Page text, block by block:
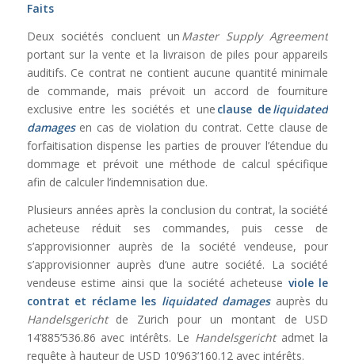
Faits
Deux sociétés concluent un Master Supply Agreement
portant sur la vente et la livraison de piles pour appareils
auditifs. Ce contrat ne contient aucune quantité minimale
de commande, mais prévoit un accord de fourniture
exclusive entre les sociétés et une clause deliquidated
damages en cas de violation du contrat. Cette clause de
forfaitisation dispense les parties de prouver l’étendue du
dommage et prévoit une méthode de calcul spécifique
afin de calculer l’indemnisation due.
Plusieurs années après la conclusion du contrat, la société
acheteuse réduit ses commandes, puis cesse de
s’approvisionner auprès de la société vendeuse, pour
s’approvisionner auprès d’une autre société. La société
vendeuse estime ainsi que la société acheteuse viole le
contrat et réclame les liquidated damagesauprès du
Handelsgericht de Zurich pour un montant de USD
14’885’536.86 avec intérêts. Le Handelsgericht admet la
requête à hauteur de USD 10’963’160.12 avec intérêts.